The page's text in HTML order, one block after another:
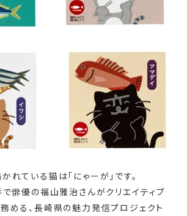
れている猫は「にゃーが」です。
で俳優の福山雅治さんがクリエイティブ
める、長崎県の魅力発信プロジェクト